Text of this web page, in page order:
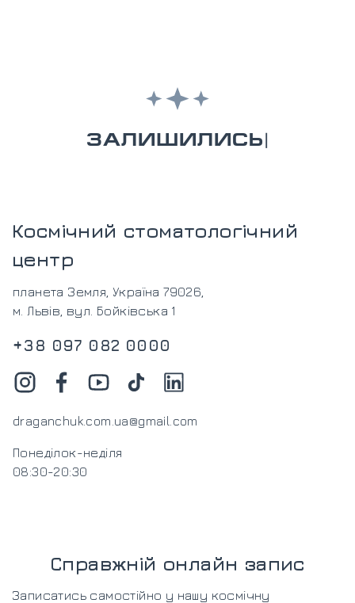
АЛИШИЛИСЬ ПИ
Космічний стоматологічний
центр
планета Земля, Україна 79026,
м. Львів, вул. Бойківська 1
+38 097 082 0000
draganchuk.com.ua@gmail.com
Понеділок-неділя
08:30-20:30
Справжній онлайн запис
Записатись самостійно у нашу космічну